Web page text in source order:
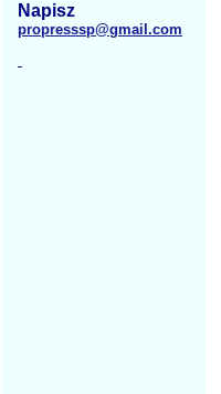
Napisz
propresssp@gmail.com